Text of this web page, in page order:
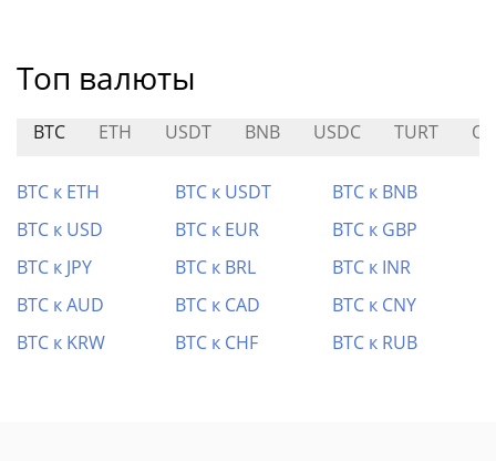
Топ валюты
BTC ETH USDT BNB USDC TURT
BTC к ETH BTC к USDT
BTC к BNB
BTC к USD
BTC к EUR
BTC к GBP
BTC к JPY
BTC к BRL
BTC к INR
BTC к AUD
BTC к CAD
BTC к CNY
BTC к KRW
BTC к CHF BTC к RUB